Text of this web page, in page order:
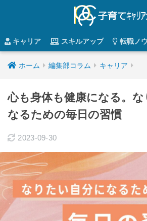
キャリア スキルアップ 転職ノ
ホーム 編集部コラム キャリア
心も身体も健康になる。
なるための毎日の習慣
2023-09-30